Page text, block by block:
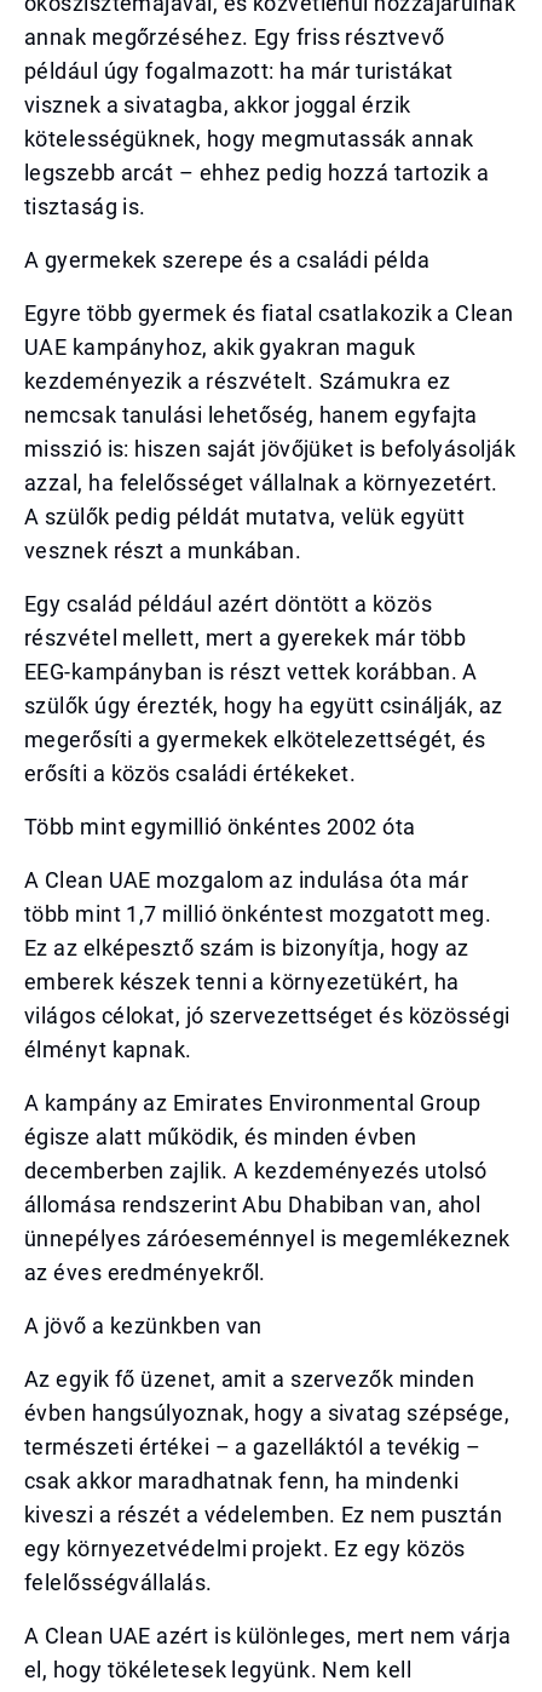
annak megőrzéséhez. Egy friss résztvevő
például úgy fogalmazott: ha már turistákat
visznek a sivatagba, akkor joggal érzik
kötelességüknek, hogy megmutassák annak
legszebb arcát – ehhez pedig hozzá tartozik a
tisztaság is.
A gyermekek szerepe és a családi példa
Egyre több gyermek és fiatal csatlakozik a Clean
UAE kampányhoz, akik gyakran maguk
kezdeményezik a részvételt. Számukra ez
nemcsak tanulási lehetőség, hanem egyfajta
misszió is: hiszen saját jövőjüket is befolyásolják
azzal, ha felelősséget vállalnak a környezetért.
A szülők pedig példát mutatva, velük együtt
vesznek részt a munkában.
Egy család például azért döntött a közös
részvétel mellett, mert a gyerekek már több
EEG-kampányban is részt vettek korábban. A
szülők úgy érezték, hogy ha együtt csinálják, az
megerősíti a gyermekek elkötelezettségét, és
erősíti a közös családi értékeket.
Több mint egymillió önkéntes 2002 óta
A Clean UAE mozgalom az indulása óta már
több mint 1,7 millió önkéntest mozgatott meg.
Ez az elképesztő szám is bizonyítja, hogy az
emberek készek tenni a környezetükért, ha
világos célokat, jó szervezettséget és közösségi
élményt kapnak.
A kampány az Emirates Environmental Group
égisze alatt működik, és minden évben
decemberben zajlik. A kezdeményezés utolsó
állomása rendszerint Abu Dhabiban van, ahol
ünnepélyes záróeseménnyel is megemlékeznek
az éves eredményekről.
A jövő a kezünkben van
Az egyik fő üzenet, amit a szervezők minden
évben hangsúlyoznak, hogy a sivatag szépsége,
természeti értékei – a gazelláktól a tevékig –
csak akkor maradhatnak fenn, ha mindenki
kiveszi a részét a védelemben. Ez nem pusztán
egy környezetvédelmi projekt. Ez egy közös
felelősségvállalás.
A Clean UAE azért is különleges, mert nem várja
el, hogy tökéletesek legyünk. Nem kell